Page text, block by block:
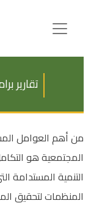
content
تقارير
من أهم العوامل
المجتمعية هو
التنمية
المنظمات لتحقيق